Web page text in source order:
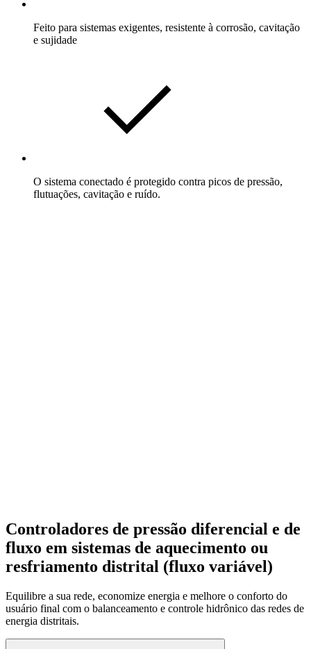
Feito para sistemas exigentes, resistente à corrosão, cavitação
e sujidade
O sistema conectado é protegido contra picos de pressão,
flutuações, cavitação e ruído.
Controladores de pressão diferencial e de
fluxo em sistemas de aquecimento ou
resfriamento distrital (fluxo variável)
Equilibre a sua rede, economize energia e melhore o conforto do
usuário final com o balanceamento e controle hidrônico das redes de
energia distritais.